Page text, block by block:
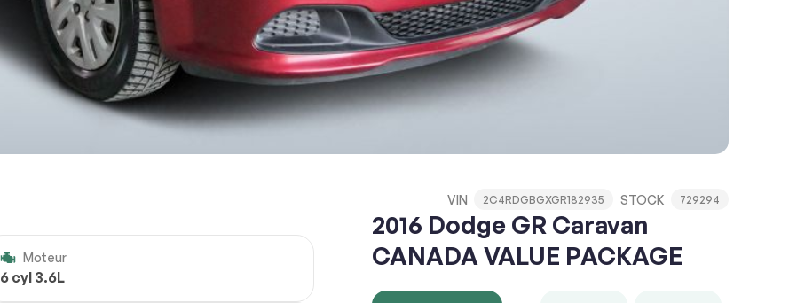
STOCK 729294
VIN 2C4RDGBGXGR182935
2016 Dodge GR Caravan
CANADA VALUE PACKAGE
Moteur
6 cyl 3.6L